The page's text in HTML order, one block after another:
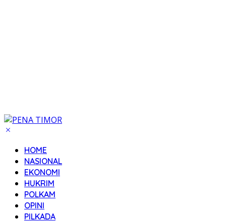
HOME
NASIONAL
EKONOMI
HUKRIM
POLKAM
OPINI
PILKADA